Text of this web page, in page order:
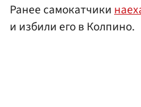
Ранее самокатчики
и избили его в Колпино.